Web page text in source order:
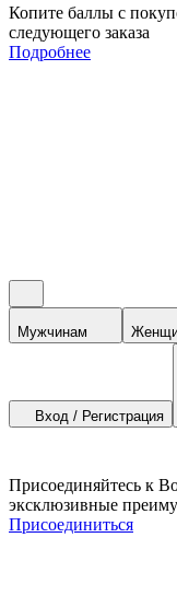
Копите баллы с
следующего заказа
Подробнее
Мужчинам
Вход / Регистрация
Присоединяйтесь к
эксклюзивные
Присоединиться